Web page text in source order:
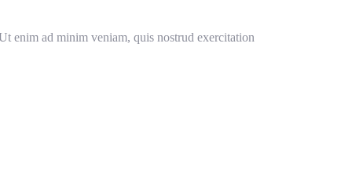
enim ad minim veniam, quis nostrud exercitation